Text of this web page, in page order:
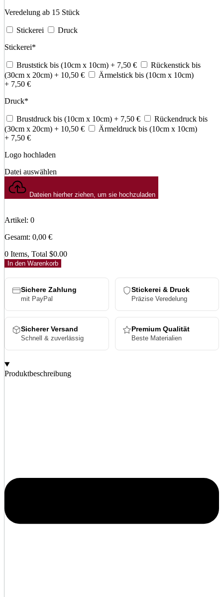
Veredelung ab 15 Stück
Stickerei
Druck
Stickerei*
Bruststick bis (10cm x 10cm) + 7,50 €
Rückenstick bis
(30cm x 20cm) + 10,50 €
Ärmelstick bis (10cm x 10cm)
+ 7,50 €
Druck*
Brustdruck bis (10cm x 10cm) + 7,50 €
Rückendruck bis
(30cm x 20cm) + 10,50 €
Ärmeldruck bis (10cm x 10cm)
+ 7,50 €
Logo hochladen
Datei auswählen
Dateien hierher ziehen, um sie hochzuladen
Artikel: 0
Gesamt: 0,00 €
0 Items, Total $0.00
In den Warenkorb
Sichere Zahlung
mit PayPal
Stickerei & Druck
Präzise Veredelung
Sicherer Versand
Schnell & zuverlässig
Premium Qualität
Beste Materialien
Produktbeschreibung